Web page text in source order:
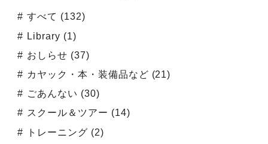
すべて (132)
Library (1)
おしらせ (37)
カヤック・本・装備品など (21)
ごあんない (30)
スクール＆ツアー (14)
トレーニング (2)